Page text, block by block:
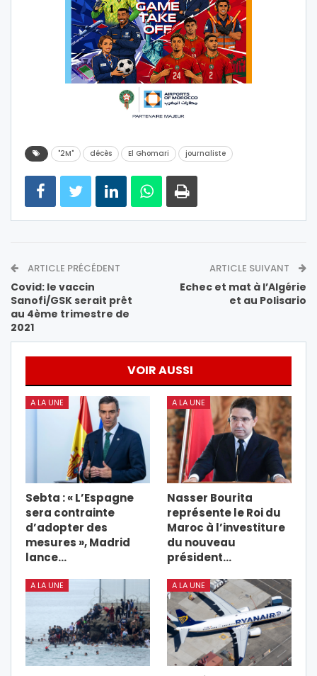
"2M" décès El Ghomari journaliste
ARTICLE PRÉCÉDENT
Covid: le vaccin
Sanofi/GSK serait prêt
au 4ème trimestre de
2021
ARTICLE SUIVANT
Echec et mat à l’Algérie
et au Polisario
VOIR AUSSI
A LA UNE
Sebta : « L’Espagne
sera contrainte
d’adopter des
mesures », Madrid
lance…
A LA UNE
Nasser Bourita
représente le Roi du
Maroc à l’investiture
du nouveau
président…
A LA UNE A LA UNE